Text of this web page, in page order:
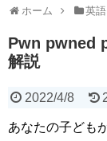
ホーム 英語
Pwn pwned
解説
2022/4/8
あなたの子ども